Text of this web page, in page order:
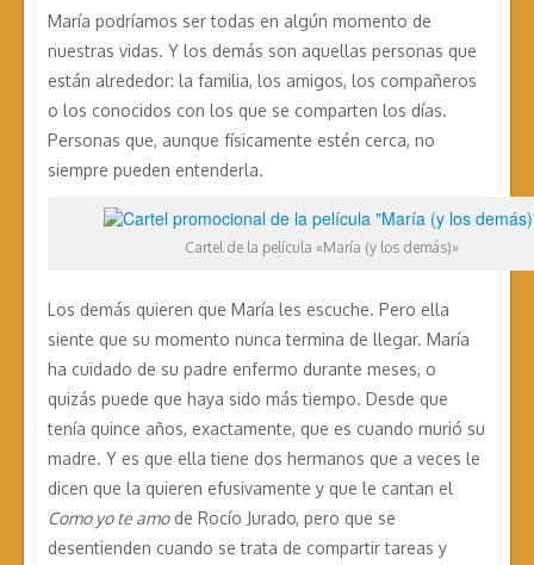
María podríamos ser todas en algún momento de
nuestras vidas. Y los demás son aquellas personas que
están alrededor: la familia, los amigos, los compañeros
o los conocidos con los que se comparten los días.
Personas que, aunque físicamente estén cerca, no
siempre pueden entenderla.
Cartel de la película «María (y los demás)»
Los demás quieren que María les escuche. Pero ella
siente que su momento nunca termina de llegar. María
ha cuidado de su padre enfermo durante meses, o
quizás puede que haya sido más tiempo. Desde que
tenía quince años, exactamente, que es cuando murió su
madre. Y es que ella tiene dos hermanos que a veces le
dicen que la quieren efusivamente y que le cantan el
Como yo te amode Rocío Jurado, pero que se
desentienden cuando se trata de compartir tareas y